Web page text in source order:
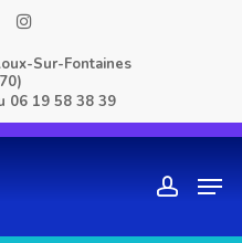
instagram
Sur-Fontaines
06 19 58 38 39